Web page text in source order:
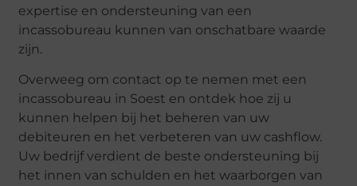
expertise en ondersteuning van een
incassobureau kunnen van onschatbare waarde
zijn.
Overweeg om contact op te nemen met een
incassobureau in Soest en ontdek hoe zij u
kunnen helpen bij het beheren van uw
debiteuren en het verbeteren van uw cashflow.
Uw bedrijf verdient de beste ondersteuning bij
het innen van schulden en het waarborgen van